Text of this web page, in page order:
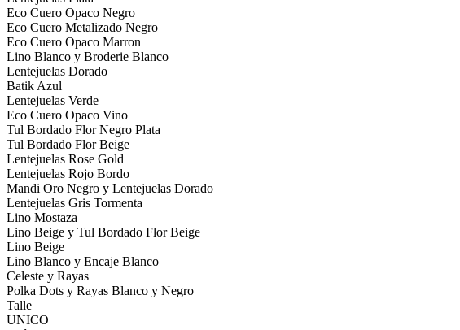
Eco Cuero Opaco Negro
Eco Cuero Metalizado Negro
Eco Cuero Opaco Marron
Lino Blanco y Broderie Blanco
Lentejuelas Dorado
Batik Azul
Lentejuelas Verde
Eco Cuero Opaco Vino
Tul Bordado Flor Negro Plata
Tul Bordado Flor Beige
Lentejuelas Rose Gold
Lentejuelas Rojo Bordo
Mandi Oro Negro y Lentejuelas Dorado
Lentejuelas Gris Tormenta
Lino Mostaza
Lino Beige y Tul Bordado Flor Beige
Lino Beige
Lino Blanco y Encaje Blanco
Celeste y Rayas
Polka Dots y Rayas Blanco y Negro
Talle
UNICO